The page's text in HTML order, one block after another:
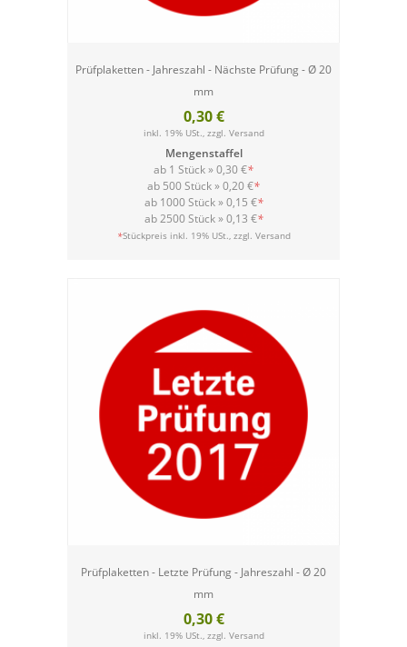
Prüfplaketten - Jahreszahl - Nächste Prüfung - Ø 20
mm
0,30 €
inkl. 19% USt., zzgl. Versand
Mengenstaffel
ab 1 Stück »0,30 €*
ab 500 Stück »0,20 €*
ab 1000 Stück »0,15 €*
ab 2500 Stück »0,13 €*
*Stückpreis inkl. 19% USt., zzgl. Versand
Prüfplaketten - Letzte Prüfung - Jahreszahl - Ø 20
mm
0,30 €
inkl. 19% USt., zzgl. Versand